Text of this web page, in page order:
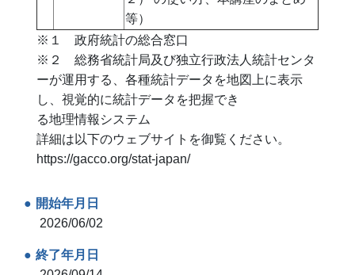
等）
※１ 政府統計の総合窓口
※２ 総務省統計局及び独立行政法人統計センタ
ーが運用する、各種統計データを地図上に表示
し、視覚的に統計データを把握でき
る地理情報システム
詳細は以下のウェブサイトを御覧ください。
https://gacco.org/stat-japan/
開始年月日
2026/06/02
終了年月日